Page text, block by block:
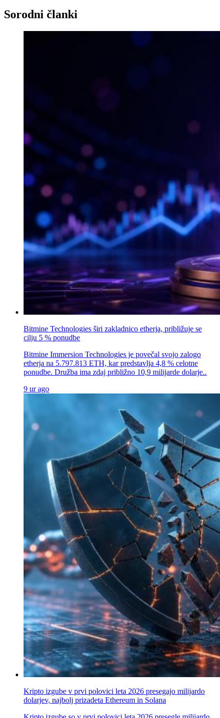
Sorodni članki
Bitmine Technologies širi zakladnico etherja, približuje se
cilju 5 % ponudbe
Bitmine Immersion Technologies je povečal svojo zalogo
etherja na 5.797.813 ETH, kar predstavlja 4,8 % celotne
ponudbe. Družba ima zdaj približno 10,9 milijarde dolarje..
9 ur ago
Kripto izgube v prvi polovici leta 2026 presegajo milijardo
dolarjev, najbolj prizadeta Ethereum in Solana